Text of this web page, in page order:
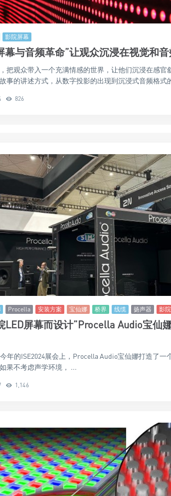
影院屏幕
幕与音频革命”让观众沉浸在视觉和
把观众带入一个充满情感的世界，让他们沉浸在感官
事的讲述方式，从数字投影的出现到沉浸式音频格式
826
Procella 安装方案 宝仙娜 桥界 线缆 扬声器 影
LED屏幕而设计”Procella Audio宝仙
年的ISE2024展会上，Procella Audio宝仙娜打造了一
果不考虑声学环境， ...
1,146